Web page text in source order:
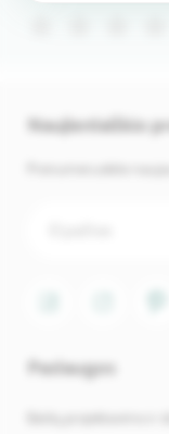
Naujienlaiškio
Paslaugos